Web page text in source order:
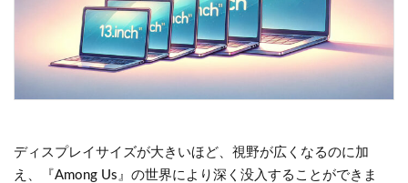
ディスプレイサイズが大きいほど、視野が広くなるのに加
え、『Among Us』の世界により深く没入することができま